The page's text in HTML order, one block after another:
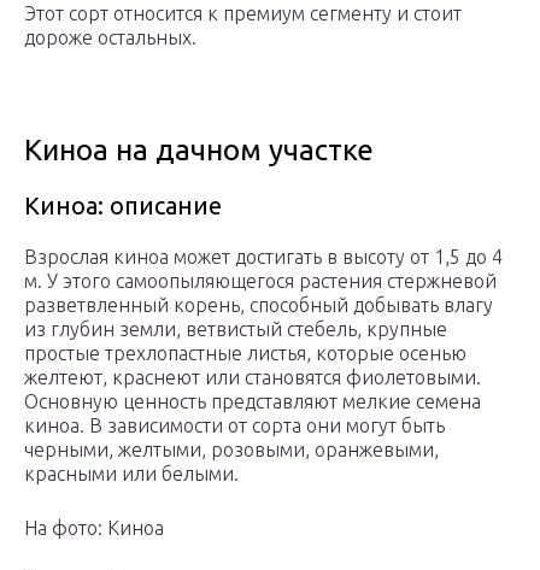
Этот сорт относится к премиум сегменту и стоит
дороже остальных.
Киноа на дачном участке
Киноа: описание
Взрослая киноа может достигать в высоту от 1,5 до 4
м. У этого самоопыляющегося растения стержневой
разветвленный корень, способный добывать влагу
из глубин земли, ветвистый стебель, крупные
простые трехлопастные листья, которые осенью
желтеют, краснеют или становятся фиолетовыми.
Основную ценность представляют мелкие семена
киноа. В зависимости от сорта они могут быть
черными, желтыми, розовыми, оранжевыми,
красными или белыми.
На фото: Киноа